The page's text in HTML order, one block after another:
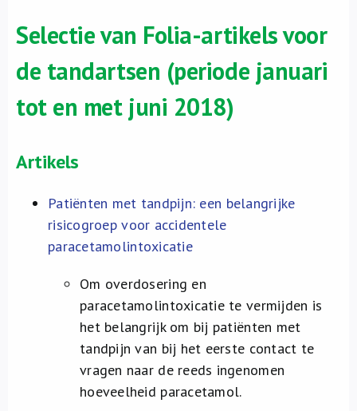
Selectie van Folia-artikels voor
de tandartsen (periode januari
tot en met juni 2018)
Artikels
Patiënten met tandpijn: een belangrijke
risicogroep voor accidentele
paracetamolintoxicatie
Om overdosering en
paracetamolintoxicatie te vermijden is
het belangrijk om bij patiënten met
tandpijn van bij het eerste contact te
vragen naar de reeds ingenomen
hoeveelheid paracetamol.